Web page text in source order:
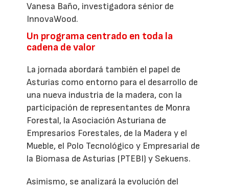
Vanesa Baño, investigadora sénior de
InnovaWood.
Un programa centrado en toda la
cadena de valor
La jornada abordará también el papel de
Asturias como entorno para el desarrollo de
una nueva industria de la madera, con la
participación de representantes de Monra
Forestal, la Asociación Asturiana de
Empresarios Forestales, de la Madera y el
Mueble, el Polo Tecnológico y Empresarial de
la Biomasa de Asturias (PTEBI) y Sekuens.
Asimismo, se analizará la evolución del